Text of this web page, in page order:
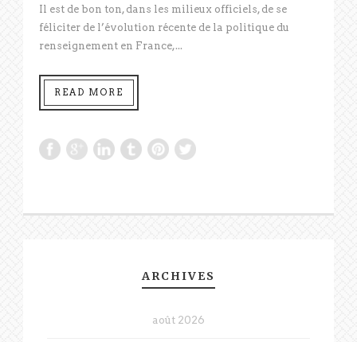
Il est de bon ton, dans les milieux officiels, de se
féliciter de l’évolution récente de la politique du
renseignement en France,...
READ MORE
ARCHIVES
août 2026